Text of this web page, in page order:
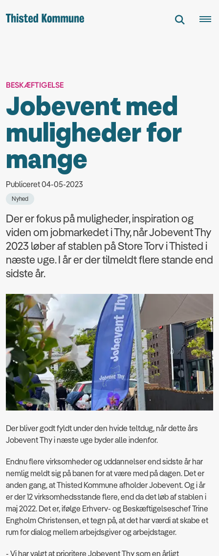
BESKÆFTIGELSE
Jobevent med
muligheder for
mange
Publiceret 04-05-2023
Nyhed
Der er fokus på muligheder, inspiration og
viden om jobmarkedet i Thy, når Jobevent Thy
2023 løber af stablen på Store Torv i Thisted i
næste uge. I år er der tilmeldt flere stande end
sidste år.
Der bliver godt fyldt under den hvide teltdug, når dette års
Jobevent Thy i næste uge byder alle indenfor.
Endnu flere virksomheder og uddannelser end sidste år har
nemlig meldt sig på banen for at være med på dagen. Det er
anden gang, at Thisted Kommune afholder Jobevent. Og i år
er der 12 virksomhedsstande flere, end da det løb af stablen i
maj 2022. Det er, ifølge Erhverv- og Beskæftigelseschef Trine
Engholm Christensen, et tegn på, at det har værdi at skabe et
rum for dialog mellem arbejdsgiver og arbejdstager.
- Vi har valgt at prioritere Jobevent Thy som en årligt